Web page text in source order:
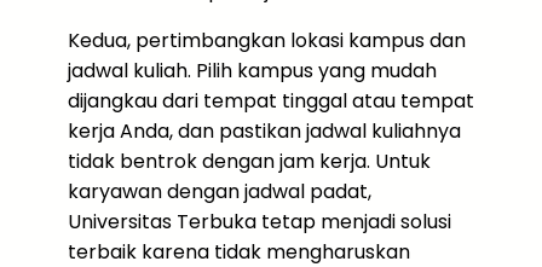
Kedua, pertimbangkan lokasi kampus dan
jadwal kuliah. Pilih kampus yang mudah
dijangkau dari tempat tinggal atau tempat
kerja Anda, dan pastikan jadwal kuliahnya
tidak bentrok dengan jam kerja. Untuk
karyawan dengan jadwal padat,
Universitas Terbuka tetap menjadi solusi
terbaik karena tidak mengharuskan